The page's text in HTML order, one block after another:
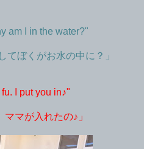
am I in the water?"
てぼくがお水の中に？」
I put you in♪"
マが入れたの♪」